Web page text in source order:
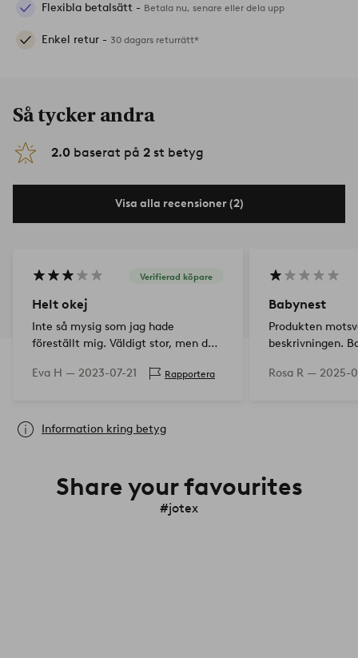
Flexibla betalsätt - Betala nu, senare eller dela upp
Enkel retur - 30 dagars returrätt*
Så tycker andra
2.0 baserat på 2 st betyg
Visa alla recensioner (2)
Verifierad köpare
Helt okej
Inte så mysig som jag hade
föreställt mig. Väldigt stor, men det
Jättebra att kunna ta ut både
Eva H — 2023-07-21 Rapportera
Babynest
Produkten
beskrivningen.
madrassen i
Rosa R — 2025-
Information kring betyg
Share your favourites
#jotex